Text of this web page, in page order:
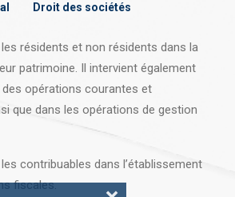
Droit des sociétés
résidents et non résidents dans la
patrimoine. Il intervient également
des opérations courantes et
que dans les opérations de gestion
contribuables dans l’établissement
fiscales.